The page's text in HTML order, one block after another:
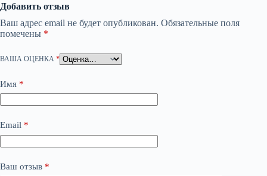
Добавить отзыв
Ваш адрес email не будет опубликован. Обязательные поля
помечены *
ВАША ОЦЕНКА *
Имя *
Email *
Ваш отзыв *